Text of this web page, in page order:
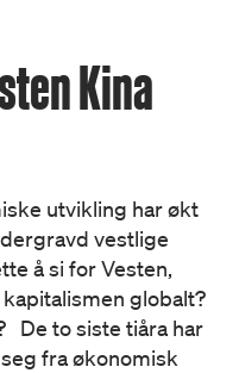
Kina
utvikling har økt
vestlige
å si for Vesten,
globalt?
De to siste tiåra har
fra økonomisk